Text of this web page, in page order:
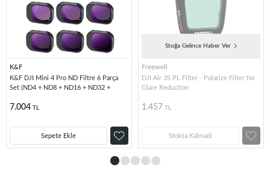
K&F
K&F DJI Mini 4 Pro ND Filtre 6 Parça
Set (ND4 + ND8 + ND16 + ND32 +
7.004 TL
Sepete Ekle
Stoğa Gelince Haber Ver
Freewell
DJI Air 3S PL Filter - Polarize Filter for
Glare Reduction
1.457 TL
Stokta Kalmadı